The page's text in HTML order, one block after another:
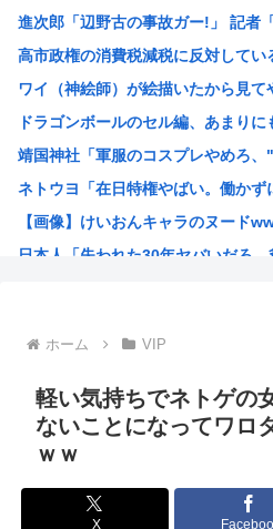
コールマンの人気商品が変わった？
【悲報】全席指定･事前販売制｢琵
【悲報】タトゥー擁護してる反社、
秋田県職員、ラブホテルから記者
彼女「ねぃねぃ、結婚も視野に入っ
【悲報】高市早苗首相さん、公用
オーストラリア研究チーム、45年
進次郎「辺野古の事故ガー!」 記者
高市政権の消費税減税に反対して
ワイ（神絵師）が絵描いたから見て
ドラゴンボールのセル編、あまり
靖国神社「軍服のコスプレやめろ、
ネトウヨ「在日特権やばい。働か
【画像】けいおんキャラのヌード
日本人「失われた30年ヤバいだろ…
お前らが描いた絵を貼るスレ
ちいかわのモモンガがちんちんに来
高市早苗、3000万円以上の高級新
韓国人「30年前から変わらない日
韓国人さん、ネトウヨの痛いとこ
小泉防衛大臣、高市早苗の被災地訪
ホーム VIP
軽い気持ちでネトゲの
ないことになってワロ
ｗｗ
X